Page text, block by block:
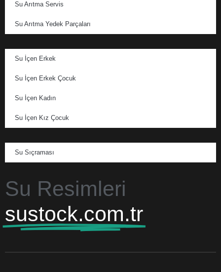
Su Arıtma Servis
Su Arıtma Yedek Parçaları
Su İçen Erkek
Su İçen Erkek Çocuk
Su İçen Kadın
Su İçen Kız Çocuk
Su Sıçraması
Su Resimleri
sustock.com.tr